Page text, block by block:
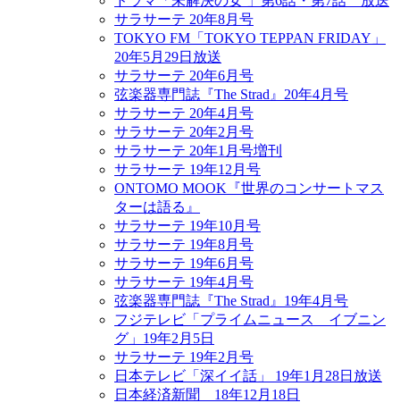
サラサーテ 20年8月号
TOKYO FM「TOKYO TEPPAN FRIDAY」
20年5月29日放送
サラサーテ 20年6月号
弦楽器専門誌『The Strad』20年4月号
サラサーテ 20年4月号
サラサーテ 20年2月号
サラサーテ 20年1月号増刊
サラサーテ 19年12月号
ONTOMO MOOK『世界のコンサートマス
ターは語る』
サラサーテ 19年10月号
サラサーテ 19年8月号
サラサーテ 19年6月号
サラサーテ 19年4月号
弦楽器専門誌『The Strad』19年4月号
フジテレビ「プライムニュース イブニン
グ」19年2月5日
サラサーテ 19年2月号
日本テレビ「深イイ話」 19年1月28日放送
日本経済新聞 18年12月18日